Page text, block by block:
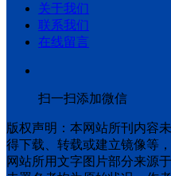
关于我们
联系我们
在线留言
扫一扫添加微信
版权声明：本网站所刊内容
得下载、转载或建立镜像等
网站所用文字图片部分来源